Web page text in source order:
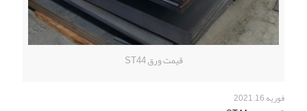
قیمت ورق ST44
فوریه 16, 2021